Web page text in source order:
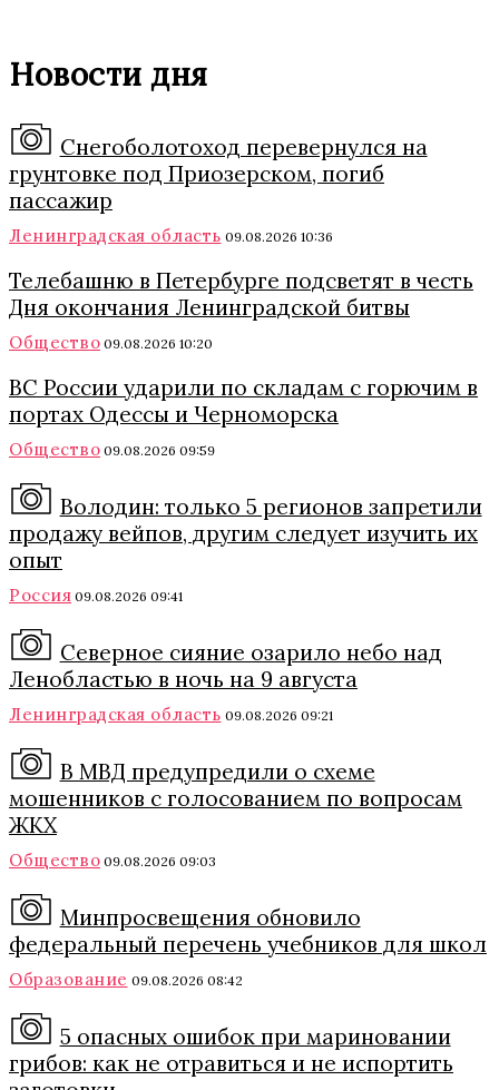
Новости дня
Снегоболотоход перевернулся на
грунтовке под Приозерском, погиб
пассажир
Ленинградская область 09.08.2026 10:36
Телебашню в Петербурге подсветят в честь
Дня окончания Ленинградской битвы
Общество 09.08.2026 10:20
ВС России ударили по складам с горючим в
портах Одессы и Черноморска
Общество 09.08.2026 09:59
Володин: только 5 регионов запретили
продажу вейпов, другим следует изучить их
опыт
Россия 09.08.2026 09:41
Северное сияние озарило небо над
Ленобластью в ночь на 9 августа
Ленинградская область 09.08.2026 09:21
В МВД предупредили о схеме
мошенников с голосованием по вопросам
ЖКХ
Общество 09.08.2026 09:03
Минпросвещения обновило
федеральный перечень учебников для школ
Образование 09.08.2026 08:42
5 опасных ошибок при мариновании
грибов: как не отравиться и не испортить